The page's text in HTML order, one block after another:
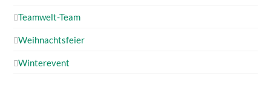
Teamwelt-Team
Weihnachtsfeier
Winterevent